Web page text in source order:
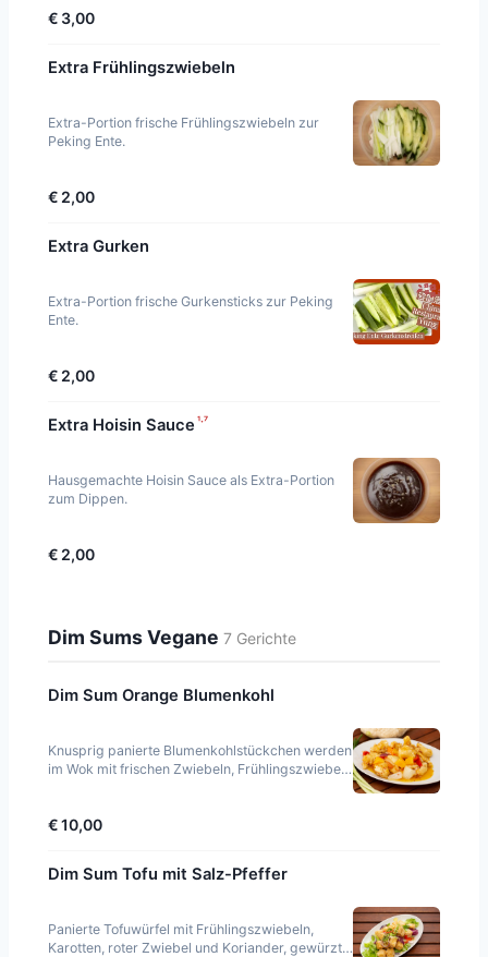
€ 3,00
Extra Frühlingszwiebeln
Extra-Portion frische Frühlingszwiebeln zur
Peking Ente.
€ 2,00
Extra Gurken
Extra-Portion frische Gurkensticks zur Peking
Ente.
€ 2,00
Extra Hoisin Sauce ¹·⁷
Hausgemachte Hoisin Sauce als Extra-Portion
zum Dippen.
€ 2,00
Dim Sums Vegane 7 Gerichte
Dim Sum Orange Blumenkohl
Knusprig panierte Blumenkohlstückchen werden
im Wok mit frischen Zwiebeln, Frühlingszwiebeln
€ 10,00
Dim Sum Tofu mit Salz-Pfeffer
Panierte Tofuwürfel mit Frühlingszwiebeln,
Karotten, roter Zwiebel und Koriander, gewürzt